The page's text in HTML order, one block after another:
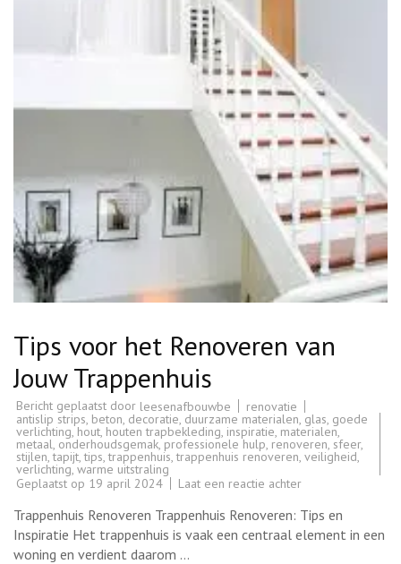
Tips voor het Renoveren van
Jouw Trappenhuis
Bericht geplaatst door leesenafbouwbe
renovatie
antislip strips, beton, decoratie, duurzame materialen, glas, goede
verlichting,hout, houten trapbekleding, inspiratie, materialen,
metaal, onderhoudsgemak,professionele hulp, renoveren, sfeer,
stijlen,tapijt,tips,trappenhuis,trappenhuis renoveren, veiligheid,
verlichting,warme uitstraling
Geplaatst op 19 april 2024 Laat een reactie achterop
voor
het
Renoveren
van
Trappenhuis Renoveren Trappenhuis Renoveren: Tips en
Inspiratie Het trappenhuis is vaak een centraal element in een
woning en verdient daarom …